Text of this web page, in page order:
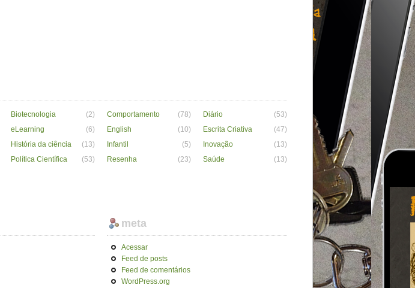
Biotecnologia (2) Comportamento (78) Diário
(53)
eLearning (6) English (10) Escrita Criativa
(47)
História da ciência (13) Infantil (5) Inovação
(13)
Política Científica (53) Resenha (23) Saúde
(13)
meta
Acessar
Feed de posts
Feed de comentários
WordPress.org